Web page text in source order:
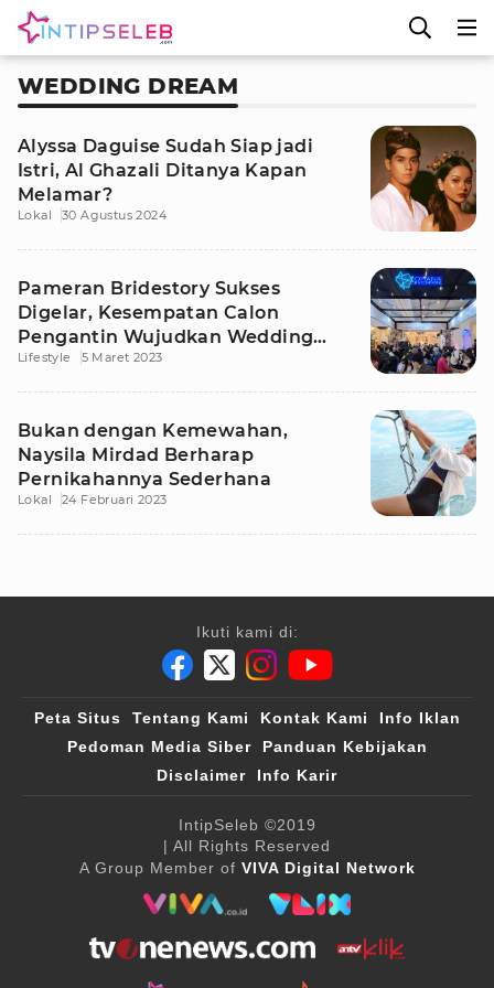
WEDDING DREAM
Alyssa Daguise Sudah Siap jadi
Istri, Al Ghazali Ditanya Kapan
Melamar?
Lokal 30 Agustus 2024
Pameran Bridestory Sukses
Digelar, Kesempatan Calon
Pengantin Wujudkan Wedding
Dream
Lifestyle 5 Maret 2023
Bukan dengan Kemewahan,
Naysila Mirdad Berharap
Pernikahannya Sederhana
Lokal 24 Februari 2023
Ikuti kami di:
Peta Situs Tentang Kami Kontak Kami
Info Iklan
Pedoman Media Siber
Panduan Kebijakan
Disclaimer
Info Karir
IntipSeleb ©2019
| All Rights Reserved
A Group Member of VIVA Digital Network